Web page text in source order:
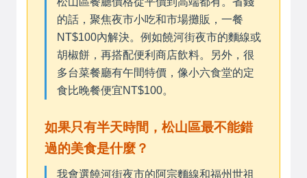
的話，聚焦夜市小吃和市場攤販，一餐
NT$100內解決。例如饒河街夜市的麵線或
胡椒餅，再搭配便利商店飲料。另外，很
多台菜餐廳有午間特價，像小六食堂的定
食比晚餐便宜NT$100。
如果只有半天時間，松山區最不能錯
過的美食是什麼？
我會選饒河街夜市的阿宗麵線和福州世祖